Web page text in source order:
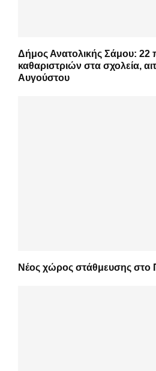
Δήμος Ανατολικής Σάμου: 22
καθαριστριών στα σχολεία,
Αυγούστου
Νέος χώρος στάθμευσης στο